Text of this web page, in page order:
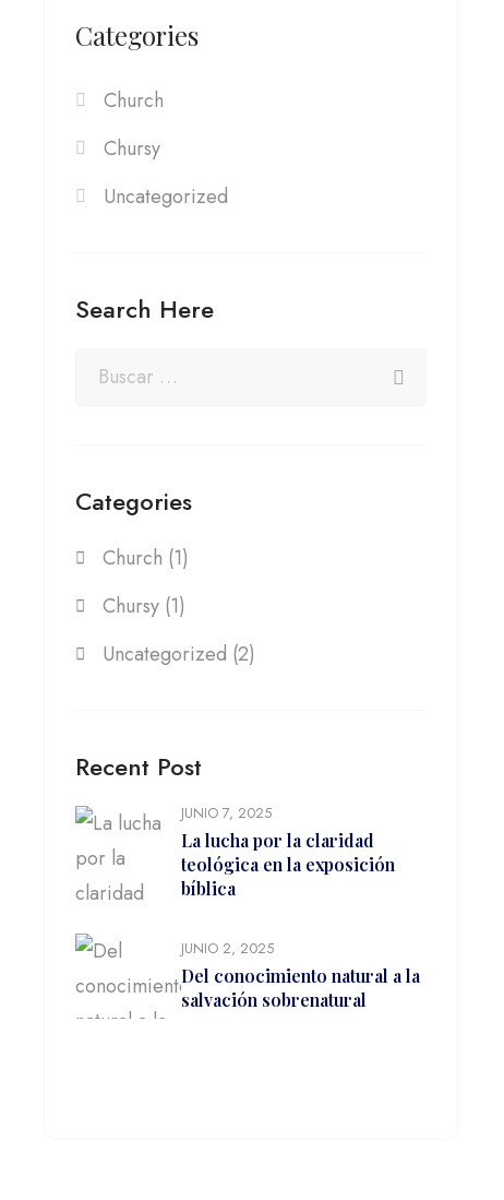
Categories
Church
Chursy
Uncategorized
Search Here
Categories
Church (1)
Chursy(1)
Uncategorized (2)
Recent Post
JUNIO 7, 2025
La lucha por la claridad
teológica en la exposición
bíblica
JUNIO 2, 2025
Del conocimiento natural a la
salvación sobrenatural